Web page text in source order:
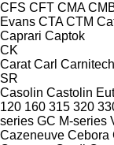
CFS CFT CMA
Evans CTA CTM
Caprari Captok
CK
Carat Carl Carnitech
SR
Casolin Castolin
120 160 315 320
series GC M-series
Cazeneuve Cebora